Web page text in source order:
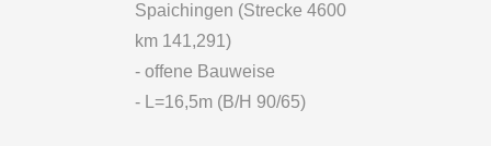
Spaichingen (Strecke 4600
km 141,291)
- offene Bauweise
- L=16,5m (B/H 90/65)